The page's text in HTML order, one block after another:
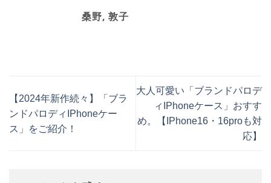
桑野, 敦子
【2024年新作続々】「ブラ
ンドパロディIPhoneケー
ス」をご紹介！
大人可愛い「ブランドパロデ
ィIPhoneケース」おすす
め。【IPhone16・16proも対
応】